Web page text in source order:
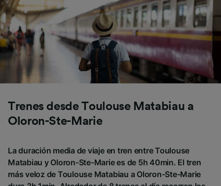
Trenes desde Toulouse Matabiau a
Oloron-Ste-Marie
La duración media de viaje en tren entre Toulouse
Matabiau y Oloron-Ste-Marie es de 5h 40min. El tren
más veloz de Toulouse Matabiau a Oloron-Ste-Marie